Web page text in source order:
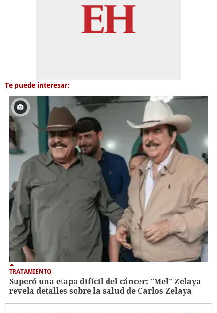
Te puede interesar:
TRATAMIENTO
Superó una etapa difícil del cáncer: "Mel" Zelaya
revela detalles sobre la salud de Carlos Zelaya